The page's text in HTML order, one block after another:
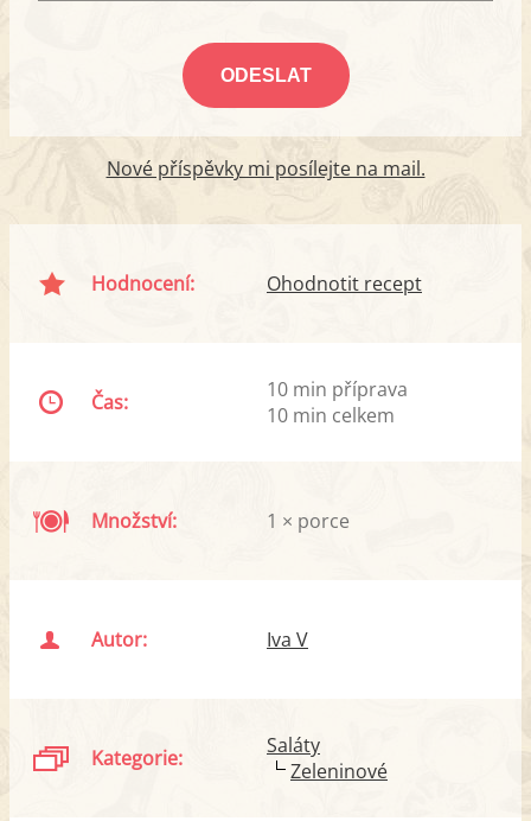
Nové příspěvky mi posílejte na mail.
Hodnocení: Ohodnotit recept
Čas:
10 min příprava
10 min celkem
Množství: 1 × porce
Autor: Iva V
Kategorie:
Saláty
Zeleninové